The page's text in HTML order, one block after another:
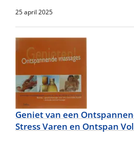
25 april 2025
Geniet van een
Stress Varen en Ontspan